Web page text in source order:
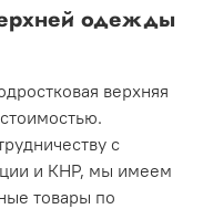
одежды
верхняя
с
и КНР, мы имеем
товары по